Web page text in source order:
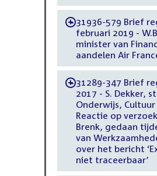
-31936-579 Brief
februari 2019 -
minister van
aandelen Air
-31289-347 Brief
2017 - S. Dekker,
Onderwijs,
Reactie op
Brenk, gedaan
van
over het bericht
niet traceerbaar’